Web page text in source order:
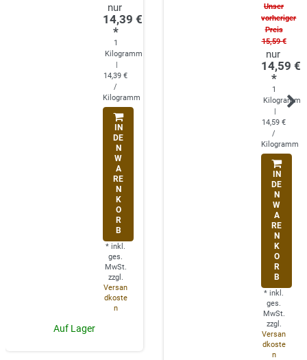
14,39 €
*
1
Kilogramm
|
14,39 €
/
Kilogramm
IN
DE
N
W
A
RE
N
K
O
R
B
* inkl.
ges.
MwSt.
zzgl.
Versan
dkoste
n
Auf Lager
Unser
vorheriger
Preis
15,59 €
14,59 €
*
1
Kilogramm
|
14,59 €
/
Kilogramm
IN
DE
N
W
A
RE
N
K
O
R
B
* inkl.
ges.
MwSt.
zzgl.
Versan
dkoste
n